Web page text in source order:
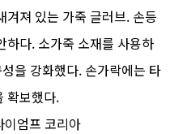
겨져 있는 가죽 글러브. 손등
하다. 소가죽 소재를 사용하
을 강화했다. 손가락에는 타
확보했다.
엄프 코리아